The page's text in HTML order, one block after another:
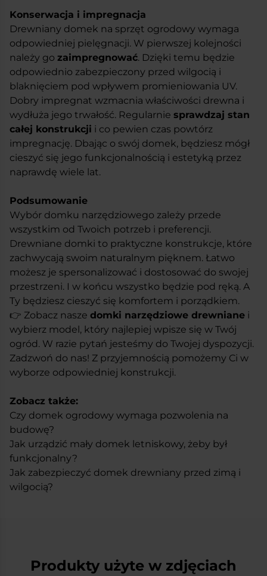
Konserwacja i impregnacja
Drewniany domek na sprzęt ogrodowy wymaga
odpowiedniej pielęgnacji. W pierwszej kolejności
należy go zaimpregnować. Dzięki temu będzie
odpowiednio zabezpieczony przed wilgocią i
blaknięciem pod wpływem promieniowania UV.
Dobry impregnat wzmacnia właściwości drewna i
wydłuża jego trwałość. Regularnie sprawdzaj stan
całej konstrukcji i co pewien czas powtórz
impregnację. Dbając o swój domek, będziesz mógł
cieszyć się jego funkcjonalnością i estetyką przez
naprawdę wiele lat.
Podsumowanie
Wybór domku narzędziowego zależy przede
wszystkim od Twoich potrzeb i preferencji.
Drewniane domki to praktyczne konstrukcje, które
zachwycają swoim naturalnym pięknem. Łatwo
możesz je spersonalizować i dostosować do swojej
przestrzeni. I w końcu wszystko będzie pod ręką. A
Ty będziesz cieszyć się komfortem i porządkiem.
👉 Zobacz nasze domki narzędziowe drewniane i
wybierz model, który najlepiej wpisze się w Twój
ogród. W razie pytań jesteśmy do Twojej dyspozycji.
Zadzwoń do nas! Z przyjemnością pomożemy Ci w
wyborze odpowiedniej konstrukcji.
Zobacz także:
Czy domek ogrodowy wymaga pozwolenia na
budowę?
Jak urządzić mały domek letniskowy, żeby był
funkcjonalny?
Jak zabezpieczyć domek drewniany przed zimą i
wilgocią?
Produkty użyte w zdjęciach